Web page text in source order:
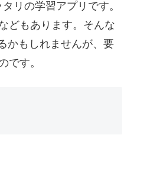
リの学習アプリです。
どもあります。そんな
かもしれませんが、要
です。